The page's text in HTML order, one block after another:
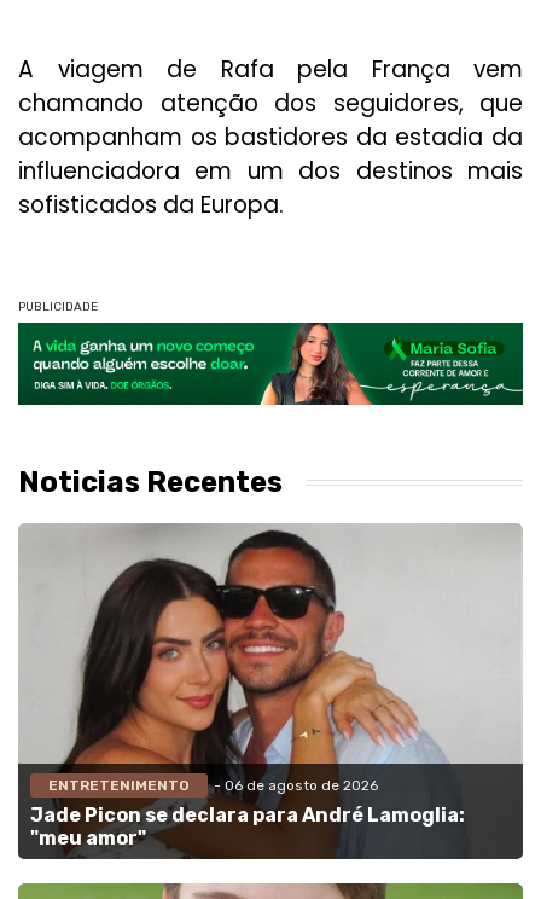
A viagem de Rafa pela França vem
chamando atenção dos seguidores, que
acompanham os bastidores da estadia da
influenciadora em um dos destinos mais
sofisticados da Europa.
PUBLICIDADE
Noticias Recentes
ENTRETENIMENTO - 06 de agosto de 2026
Jade Picon se declara para André Lamoglia:
"meu amor"